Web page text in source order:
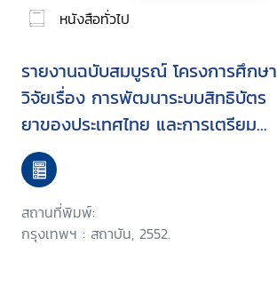
หนังสือทั่วไป
รายงานฉบับสมบูรณ์ โครงการศึกษา
วิจัยเรื่อง การพัฒนาระบบสิทธิบัตร
ยาของประเทศไทย และการเตรียม
การรองรับผลกระทบจากการเจรจา
เขตการค้าเสรีในประเด็นสิทธิบัตรยา
สถานที่พิมพ์:
กรุงเทพฯ : สถาบัน, 2552.